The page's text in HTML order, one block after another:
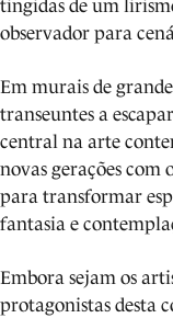
tingidas de um
observador para
Em murais de
transeuntes a
central na arte
novas gerações com
para transformar
fantasia e
Embora sejam os
protagonistas desta